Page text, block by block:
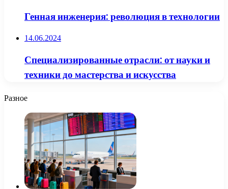
Генная инженерия: революция в технологии
14.06.2024
Специализированные отрасли: от науки и
техники до мастерства и искусства
Разное